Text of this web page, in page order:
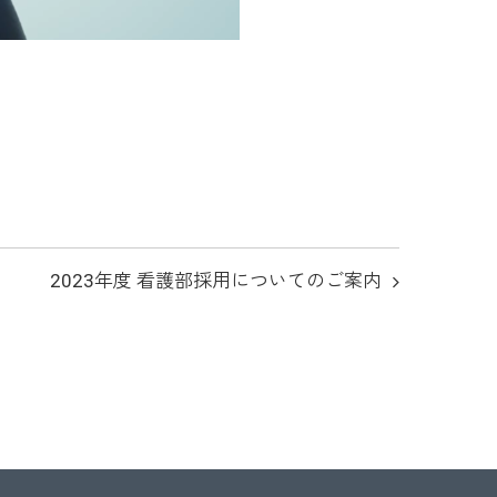
2023年度 看護部採用についてのご案内